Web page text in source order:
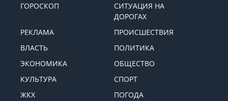
ГОРОСКОП
СИТУАЦИЯ НА
ДОРОГАХ
РЕКЛАМА
ПРОИСШЕСТВИЯ
ВЛАСТЬ
ПОЛИТИКА
ЭКОНОМИКА
ОБЩЕСТВО
КУЛЬТУРА
СПОРТ
ЖКХ
ПОГОДА